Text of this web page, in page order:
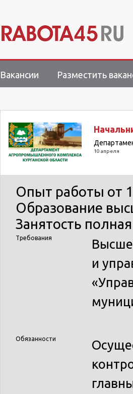
Вакансии Разместить
10 апреля
Опыт работы от
Образование
Занятость
Требования
и
Обязанности